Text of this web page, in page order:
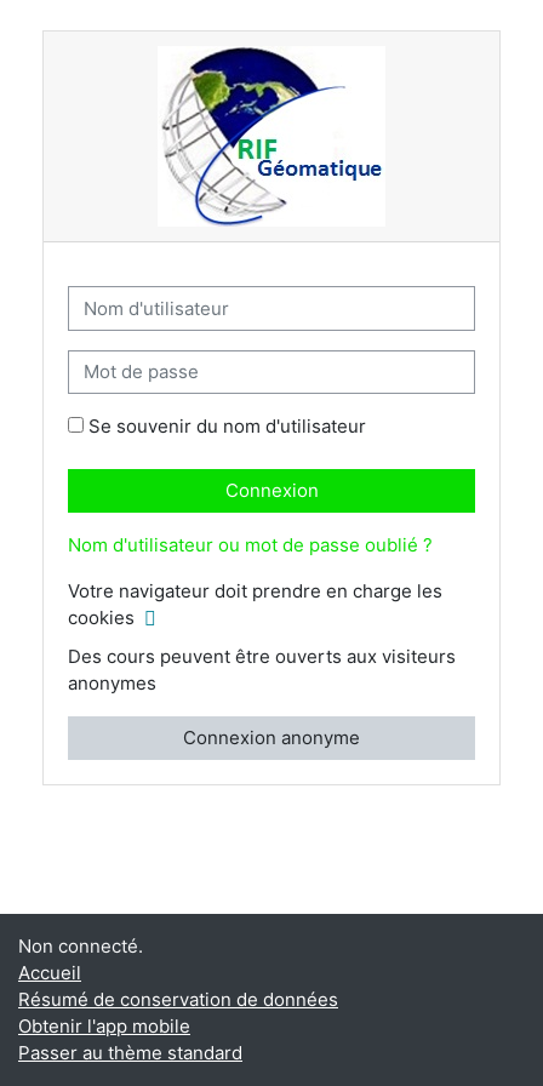
Nom d'utilisateur
Mot de passe
Se souvenir du nom d'utilisateur
Connexion
Nom d'utilisateur ou mot de passe oublié ?
Votre navigateur doit prendre en charge les
cookies
Des cours peuvent être ouverts aux visiteurs
anonymes
Connexion anonyme
Non connecté.
Accueil
Résumé de conservation de données
Obtenir l'app mobile
Passer au thème standard